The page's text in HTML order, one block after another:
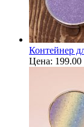
Контейнер
Цена: 199.00